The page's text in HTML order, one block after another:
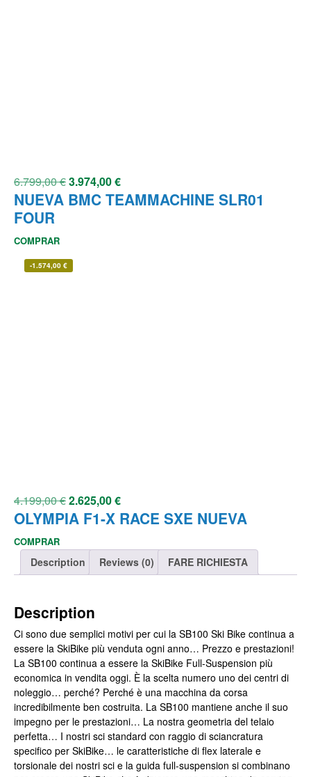
6.799,00€3.974,00€
NUEVA BMC TEAMMACHINE SLR01
FOUR
COMPRAR
-1.574,00 €
4.199,00€2.625,00€
OLYMPIA F1-X RACE SXE NUEVA
COMPRAR
Description Reviews (0) FARE RICHIESTA
Description
Ci sono due semplici motivi per cui la SB100 Ski Bike continua a
essere la SkiBike più venduta ogni anno… Prezzo e prestazioni!
La SB100 continua a essere la SkiBike Full-Suspension più
economica in vendita oggi. È la scelta numero uno dei centri di
noleggio… perché? Perché è una macchina da corsa
incredibilmente ben costruita. La SB100 mantiene anche il suo
impegno per le prestazioni… La nostra geometria del telaio
perfetta… I nostri sci standard con raggio di sciancratura
specifico per SkiBike… le caratteristiche di flex laterale e
torsionale dei nostri sci e la guida full-suspension si combinano